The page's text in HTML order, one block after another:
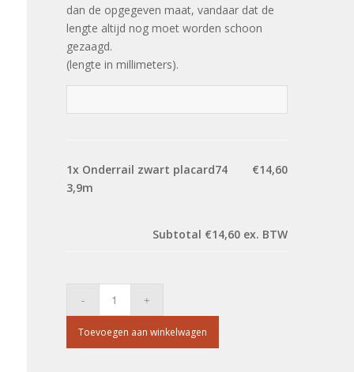
dan de opgegeven maat, vandaar dat de
lengte altijd nog moet worden schoon
gezaagd.
(lengte in millimeters).
1x Onderrail zwart placard74
3,9m
€14,60
Subtotal €14,60 ex. BTW
Toevoegen aan winkelwagen